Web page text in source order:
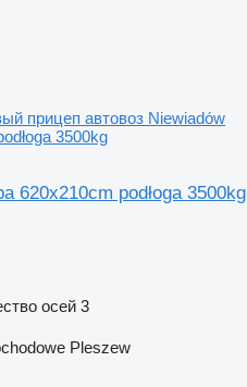
прицеп автовоз Niewiadów
3500kg
620x210cm podłoga 3500kg
осей 3
Pleszew